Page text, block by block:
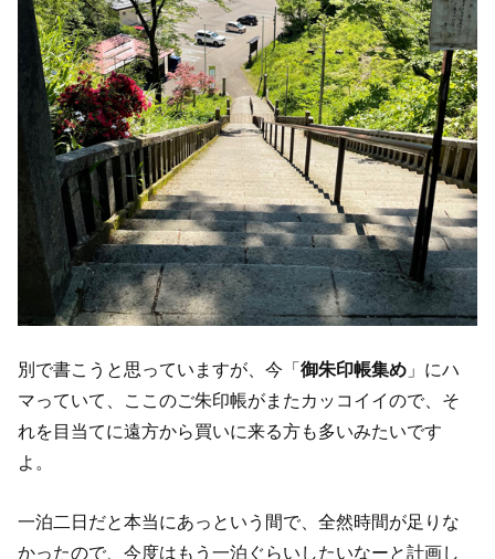
別で書こうと思っていますが、今「御朱印帳集め 」にハ
マっていて、ここのご朱印帳がまたカッコイイので、そ
れを目当てに遠方から買いに来る方も多いみたいです
よ。
一泊二日だと本当にあっという間で、全然時間が足りな
かったので、今度はもう一泊ぐらいしたいなーと計画し